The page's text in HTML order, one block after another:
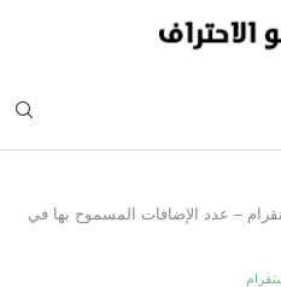
– عدد الإضافات المسموح بها في